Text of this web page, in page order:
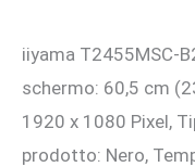
originale
era:
448,07 €.
è:
iiyama T2455MSC-
schermo: 60,5 cm
1920 x 1080 Pixel,
prodotto: Nero,